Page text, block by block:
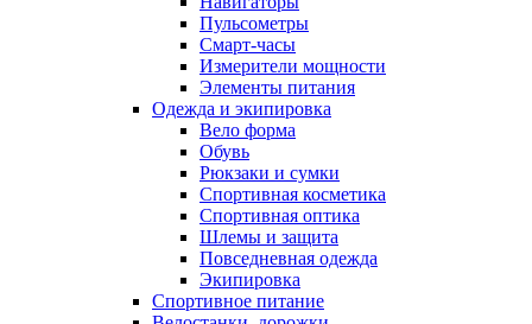
Пульсометры
Смарт-часы
Измерители мощности
Элементы питания
Одежда и экипировка
Вело форма
Обувь
Рюкзаки и сумки
Спортивная косметика
Спортивная оптика
Шлемы и защита
Повседневная одежда
Экипировка
Спортивное питание